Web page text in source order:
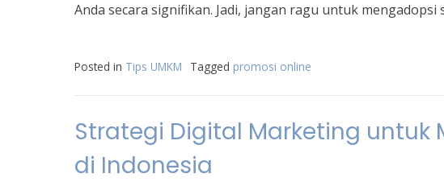
Anda secara signifikan. Jadi, jangan ragu untuk
Posted in Tips UMKM Tagged promosi online
Strategi Digital Marketing untuk
di Indonesia